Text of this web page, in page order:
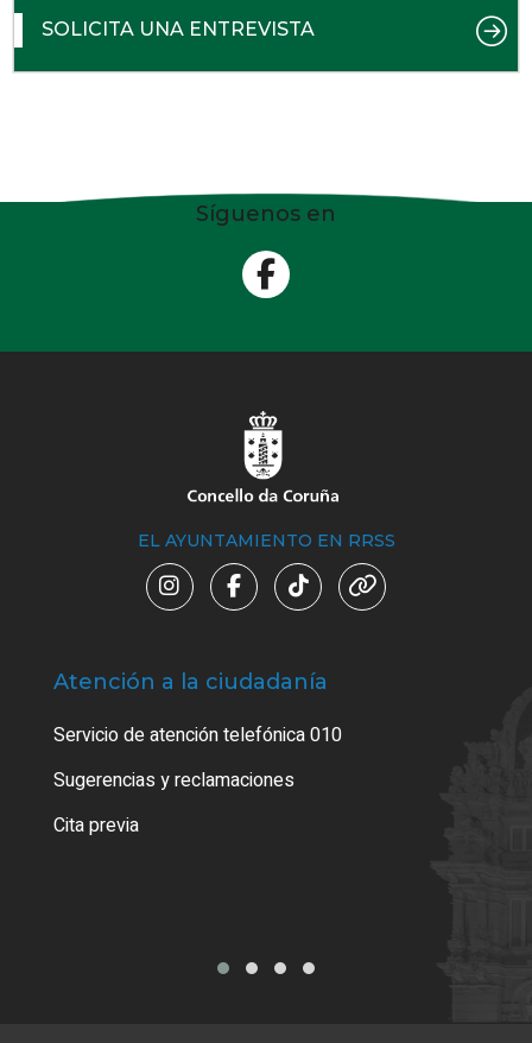
SOLICITA UNA ENTREVISTA
Síguenos en
EL AYUNTAMIENTO EN RRSS
Atención a la ciudadanía
Servicio de atención telefónica 010
Sugerencias y reclamaciones
Cita previa